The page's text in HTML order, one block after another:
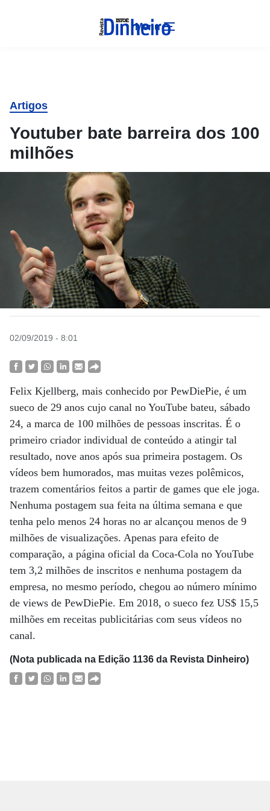
Menu
Artigos
Youtuber bate barreira dos 100
milhões
02/09/2019 - 8:01
Felix Kjellberg, mais conhecido por PewDiePie, é um
sueco de 29 anos cujo canal no YouTube bateu, sábado
24, a marca de 100 milhões de pessoas inscritas. É o
primeiro criador individual de conteúdo a atingir tal
resultado, nove anos após sua primeira postagem. Os
vídeos bem humorados, mas muitas vezes polêmicos,
trazem comentários feitos a partir de games que ele joga.
Nenhuma postagem sua feita na última semana e que
tenha pelo menos 24 horas no ar alcançou menos de 9
milhões de visualizações. Apenas para efeito de
comparação, a página oficial da Coca-Cola no YouTube
tem 3,2 milhões de inscritos e nenhuma postagem da
empresa, no mesmo período, chegou ao número mínimo
de views de PewDiePie. Em 2018, o sueco fez US$ 15,5
milhões em receitas publicitárias com seus vídeos no
canal.
(Nota publicada na Edição 1136 da Revista Dinheiro)